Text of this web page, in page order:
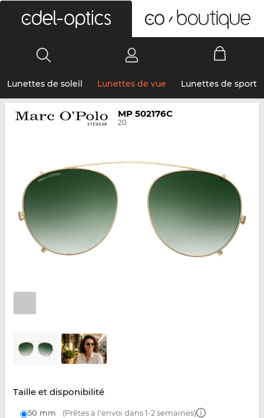
Lunettes de soleil Lunettes de vue Lunettes de sport
MP 502176C
20
Taille et disponibilité
50 mm (Prêtes à l'envoi dans 1-2 semaines)